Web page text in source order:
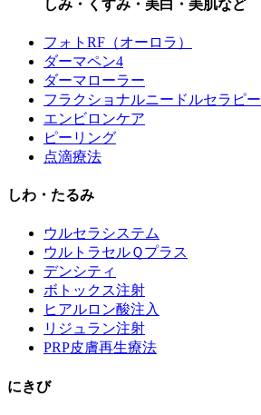
しみ・くすみ・美白・美肌など
フォトRF（オーロラ）
ダーマペン4
ダーマローラー
フラクショナルニードルセラピー
エンビロンケア
ピーリング
点滴療法
しわ・たるみ
ウルセラシステム
ウルトラセルＱプラス
デンシティ
ボトックス注射
ヒアルロン酸注入
リジュラン注射
PRP皮膚再生療法
にきび